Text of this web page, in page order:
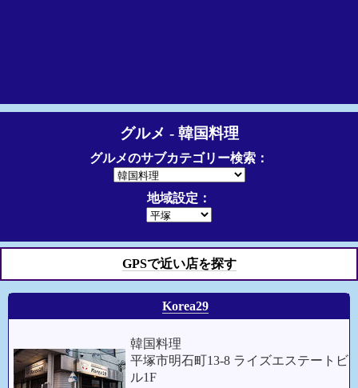
グルメ - 韓国料理
グルメのサブカテゴリー検索：
地域設定：
GPSで近い店を探す
Korea29
韓国料理
平塚市明石町13-8 ライズエステートビ
ル1F